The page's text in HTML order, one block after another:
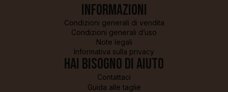
Informazioni
Condizioni generali di vendita
Condizioni generali d’uso
Note legali
Informativa sulla privacy
Hai bisogno di aiuto
Contattaci
Guida alle taglie